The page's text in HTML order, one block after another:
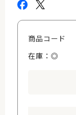
商品コード
在庫：◎